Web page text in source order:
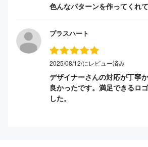
色んなパターンを作ってくれ
プラスハート
2025/08/12/にレビュー済み
デザイナーさんの対応が丁寧
良かったです。満足できるロ
した。